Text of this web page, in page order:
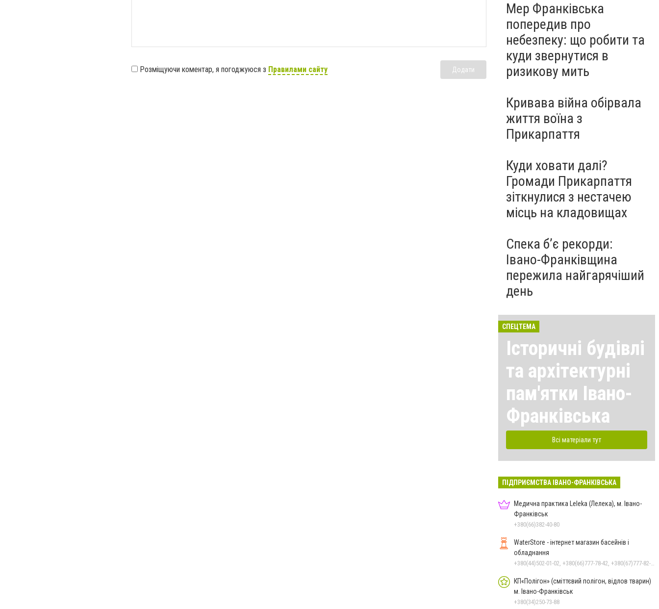
Розміщуючи коментар, я погоджуюся з Правилами сайту Додати
Мер Франківська
попередив про
небезпеку: що робити та
куди звернутися в
ризикову мить
Кривава війна обірвала
життя воїна з
Прикарпаття
Куди ховати далі?
Громади Прикарпаття
зіткнулися з нестачею
місць на кладовищах
Спека б’є рекорди:
Івано-Франківщина
пережила найгарячіший
день
СПЕЦТЕМА
Історичні будівлі
та архітектурні
пам'ятки Івано-
Франківська
Всі матеріали тут
ПІДПРИЄМСТВА ІВАНО-ФРАНКІВСЬКА
Медична практика Leleka (Лелека), м. Івано-
Франківськ
+380(66)382-40-80
WaterStore - інтернет магазин басейнів і
обладнання
КП«Полігон» (сміттєвий полігон, відлов тварин)
м. Івано-Франківськ
+380(34)250-73-88